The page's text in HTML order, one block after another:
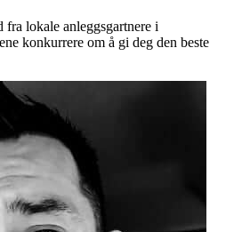
lokale anleggsgartnere i
konkurrere om å gi deg den beste